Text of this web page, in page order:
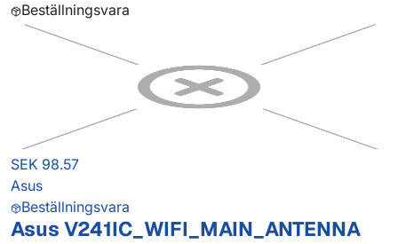
Beställningsvara
SEK 98.57
Asus
Beställningsvara
Asus V241IC_WIFI_MAIN_ANTENNA